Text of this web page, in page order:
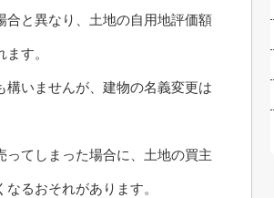
合と異なり、土地の自用地評価額
す。
いませんが、建物の名義変更は
ってしまった場合に、土地の買主
るおそれがあります。